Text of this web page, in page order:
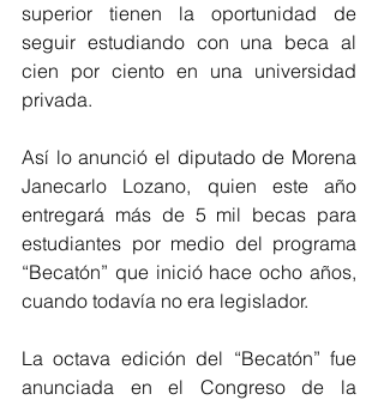
superior tienen la oportunidad de
seguir estudiando con una beca al
cien por ciento en una universidad
privada.
Así lo anunció el diputado de Morena
Janecarlo Lozano, quien este año
entregará más de 5 mil becas para
estudiantes por medio del programa
“Becatón” que inició hace ocho años,
cuando todavía no era legislador.
La octava edición del “Becatón” fue
anunciada en el Congreso de la